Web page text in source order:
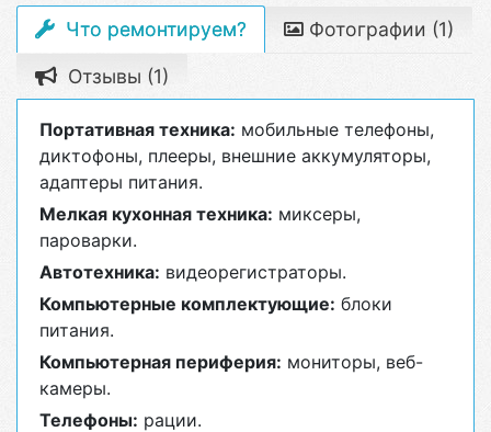
Что ремонтируем? Фотографии (1)
Отзывы (1)
Портативная техника: мобильные телефоны,
диктофоны, плееры, внешние аккумуляторы,
адаптеры питания.
Мелкая кухонная техника: миксеры,
пароварки.
Автотехника: видеорегистраторы.
Компьютерные комплектующие: блоки
питания.
Компьютерная периферия: мониторы, веб-
камеры.
Телефоны: рации.